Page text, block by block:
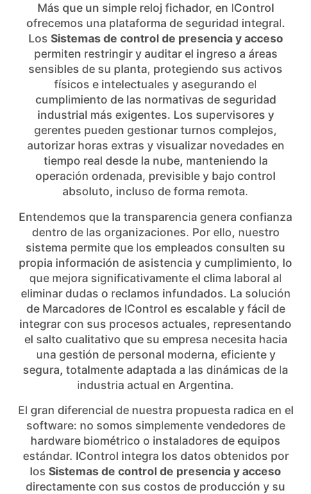
Más que un simple reloj fichador, en IControl
ofrecemos una plataforma de seguridad integral.
Los Sistemas de control de presencia y acceso
permiten restringir y auditar el ingreso a áreas
sensibles de su planta, protegiendo sus activos
físicos e intelectuales y asegurando el
cumplimiento de las normativas de seguridad
industrial más exigentes. Los supervisores y
gerentes pueden gestionar turnos complejos,
autorizar horas extras y visualizar novedades en
tiempo real desde la nube, manteniendo la
operación ordenada, previsible y bajo control
absoluto, incluso de forma remota.
Entendemos que la transparencia genera confianza
dentro de las organizaciones. Por ello, nuestro
sistema permite que los empleados consulten su
propia información de asistencia y cumplimiento, lo
que mejora significativamente el clima laboral al
eliminar dudas o reclamos infundados. La solución
de Marcadores de IControl es escalable y fácil de
integrar con sus procesos actuales, representando
el salto cualitativo que su empresa necesita hacia
una gestión de personal moderna, eficiente y
segura, totalmente adaptada a las dinámicas de la
industria actual en Argentina.
El gran diferencial de nuestra propuesta radica en el
software: no somos simplemente vendedores de
hardware biométrico o instaladores de equipos
estándar. IControl integra los datos obtenidos por
los Sistemas de control de presencia y acceso
directamente con sus costos de producción y su